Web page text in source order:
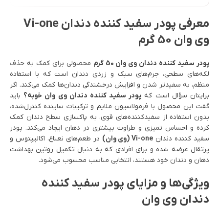
معرفی پودر سفید کننده دندان Vi-one
وی وان 50 گرم
پودر سفید کننده دندان وی وان 50 گرم
محصولی برای کمک به حذف
لکه‌های سطحی، جرم‌های سبک و زردی دندان است که با استفاده
منظم، به سفیدتر شدن و افزایش درخشندگی دندان‌ها کمک می‌کند. اگر
برایتان سؤال است که پودر سفید کننده دندان وی وان خوبه؟ باید
گفت این محصول با فرمولاسیون ملایم و ترکیبات ساینده کنترل‌شده،
بدون استفاده از سفیدکننده‌های قوی، به پاکسازی سطح دندان کمک
کرده و احساس تمیزی و طراوت بیشتری در دهان ایجاد می‌کند. پودر
سفید کننده دندان Vi-one (وی وان)
در طعم‌های نعناع، اکالیپتوس و
پرتقال عرضه شده و برای افرادی که به دنبال تکمیل روتین بهداشت
دهان و دندان خود هستند، انتخابی مناسب محسوب می‌شود.
ویژگی‌ها و مزایای پودر سفید کننده
دندان وی وان